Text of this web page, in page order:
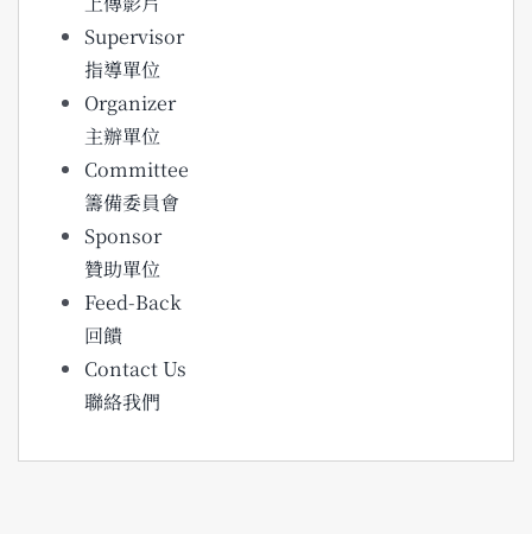
Supervisor
指導單位
Organizer
主辦單位
Committee
籌備委員會
Sponsor
贊助單位
Feed-Back
回饋
Contact Us
聯絡我們